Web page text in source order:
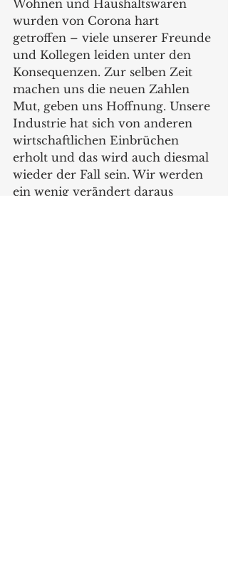
Wohnen und Haushaltswaren
wurden von Corona hart
getroffen – viele unserer Freunde
und Kollegen leiden unter den
Konsequenzen. Zur selben Zeit
machen uns die neuen Zahlen
Mut, geben uns Hoffnung. Unsere
Industrie hat sich von anderen
wirtschaftlichen Einbrüchen
erholt und das wird auch diesmal
wieder der Fall sein. Wir werden
ein wenig verändert daraus